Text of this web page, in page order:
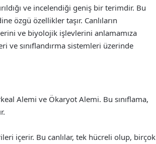
ve incelendiği geniş bir terimdir. Bu
özgü özellikler taşır. Canlıların
ve biyolojik işlevlerini anlamamıza
ve sınıflandırma sistemleri üzerinde
Alemi ve Ökaryot Alemi. Bu sınıflama,
içerir. Bu canlılar, tek hücreli olup, birçok